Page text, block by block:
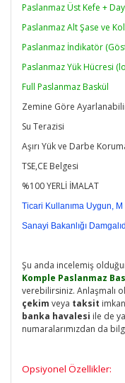
Paslanmaz Üst Kefe +
Paslanmaz Alt Şase ve
Paslanmaz İndikatör
Paslanmaz Yük Hücresi
Full Paslanmaz Baskül
Zemine Göre
Su Terazisi
Aşırı Yük ve Darbe
TSE,CE Belgesi
%100 YERLİ İMALAT
Ticari Kullanıma Uygun, M
Sanayi Bakanlığı
Şu anda incelemiş
Komple Paslanmaz
verebilirsiniz. Anlaşmalı
çekim veya taksit
banka havalesi ile de
numaralarımızdan da
Opsiyonel Özellikler: